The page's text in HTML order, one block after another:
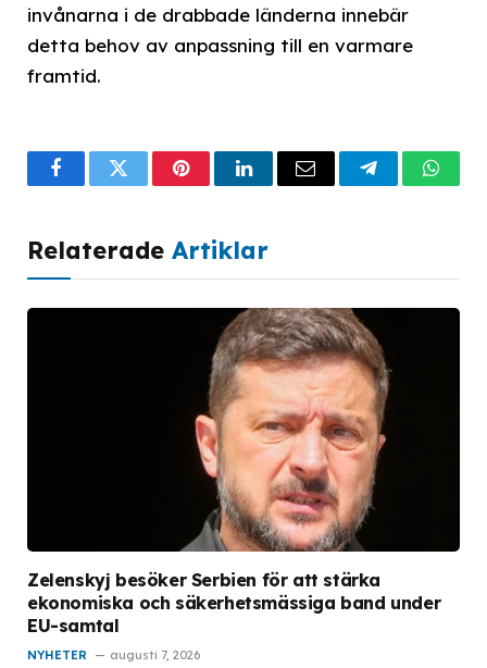
invånarna i de drabbade länderna innebär
detta behov av anpassning till en varmare
framtid.
FacebookTwitterPinterestLinkedInEmail Telegram
Relaterade Artiklar
Zelenskyj besöker Serbien för att stärka
ekonomiska och säkerhetsmässiga band under
EU-samtal
NYHETER augusti 7, 2026